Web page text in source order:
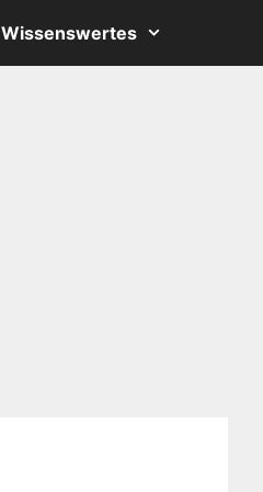
Wissenswertes